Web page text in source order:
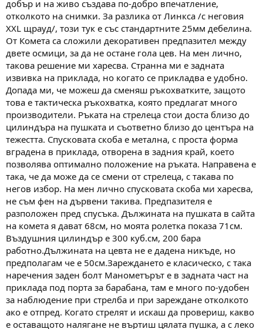
добър и на живо създава по-добро впечатление,
отколкото на снимки. За разлика от Линкса /с неговия
ХХL щрауд/, този тук е със стандартните 25мм дебелина.
От Комета са сложили декоративен предпазител между
двете осмици, за да не остане гола цев. На мен лично,
такова решение ми харесва. Странна ми е задната
извивка на приклада, но когато се прикладва е удобно.
Допада ми, че можеш да сменяш ръкохватките, защото
това е тактическа ръкохватка, която предлагат много
производители. Ръката на стрелеца стои доста близо до
цилиндъра на пушката и съответно близо до центъра на
тежестта. Спусковата скоба е метална, с проста форма
вградена в приклада, отворена в задния край, което
позволява оптимално положение на ръката. Направена е
така, че да може да се смени от стрелеца, с такава по
негов избор. На мен лично спусковата скоба ми харесва,
не съм фен на дървени такива. Предпазителя е
разположен пред спусъка. Дължината на пушката в сайта
на комета я дават 68см, но моята ролетка показа 71см.
Въздушния цилиндър е 300 куб.см, 200 бара
работно.Дължината на цевта не е дадена никъде, но
предполагам че е 50см.Зареждането е класическо, с така
наречения заден болт Манометърът е в задната част на
приклада под порта за барабана, там е много по-удобен
за наблюдение при стрелба и при зареждане отколкото
ако е отпред. Когато стрелят и искаш да провериш, какво
е оставащото налягане не въртиш цялата пушка, а с леко